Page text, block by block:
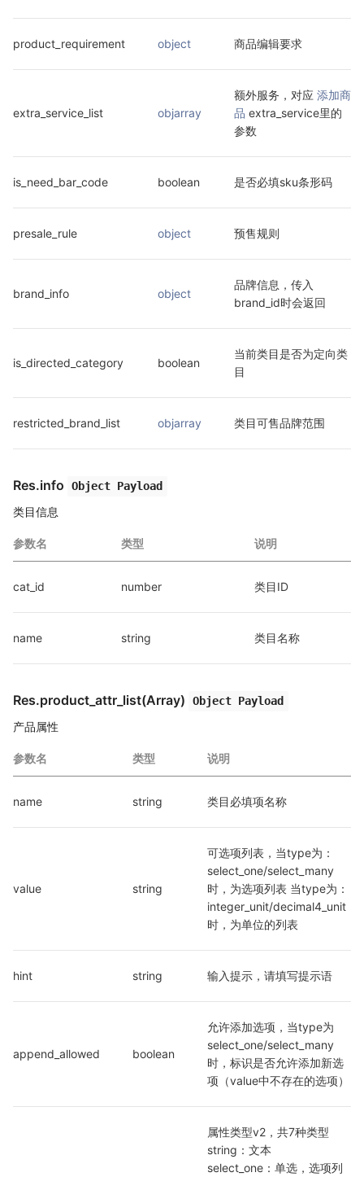
product_requirement object 商品编辑要求
extra_service_list objarray
额外服务，对应 添加商
品 extra_service里的
参数
is_need_bar_code boolean 是否必填sku条形码
presale_rule object 预售规则
brand_info object
品牌信息，传入
brand_id时会返回
is_directed_category boolean
当前类目是否为定向类
目
restricted_brand_list objarray 类目可售品牌范围
Res.info Object Payload
类目信息
参数名 类型 说明
cat_id number 类目ID
name string 类目名称
Res.product_attr_list(Array) Object Payload
产品属性
参数名 类型 说明
name string 类目必填项名称
value string
可选项列表，当type为：
select_one/select_many
时，为选项列表 当type为：
integer_unit/decimal4_unit
时，为单位的列表
hint string 输入提示，请填写提示语
append_allowed boolean
允许添加选项，当type为
select_one/select_many
时，标识是否允许添加新选
项（value中不存在的选项）
属性类型v2，共7种类型
string：文本
select_one：单选，选项列